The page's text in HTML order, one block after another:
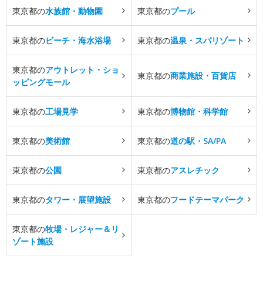
東京都の水族館・動物園 東京都のプール
東京都のビーチ・海水浴場 東京都の温泉・スパリゾート
東京都のアウトレット・ショ
ッピングモール
東京都の商業施設・百貨店
東京都の工場見学 東京都の博物館・科学館
東京都の美術館 東京都の道の駅・SA/PA
東京都の公園 東京都のアスレチック
東京都のタワー・展望施設 東京都のフードテーマパーク
東京都の牧場・レジャー＆リ
ゾート施設